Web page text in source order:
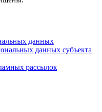
данных
данных субъекта
рассылок